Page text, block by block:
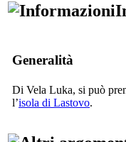
Generalità
Di Vela Luka, si può
l’isola di Lastovo.